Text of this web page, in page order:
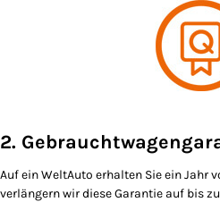
2.
Auf ein WeltAuto erhalten Sie ein Jahr
verlängern wir diese Garantie auf bis